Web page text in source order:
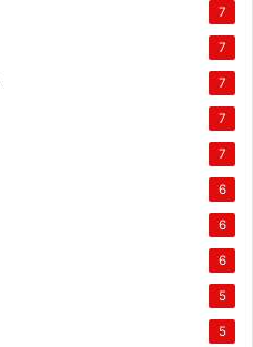
7
7
7
7
7
6
6
6
5
5